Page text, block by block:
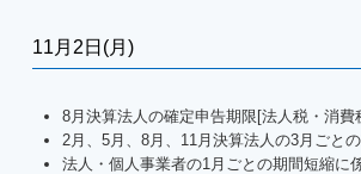
11月2日(月)
8月決算法人の確定申告期限[法人税・消
2月、5月、8月、11月決算法人の3月ごと
法人・個人事業者の1月ごとの期間短縮に